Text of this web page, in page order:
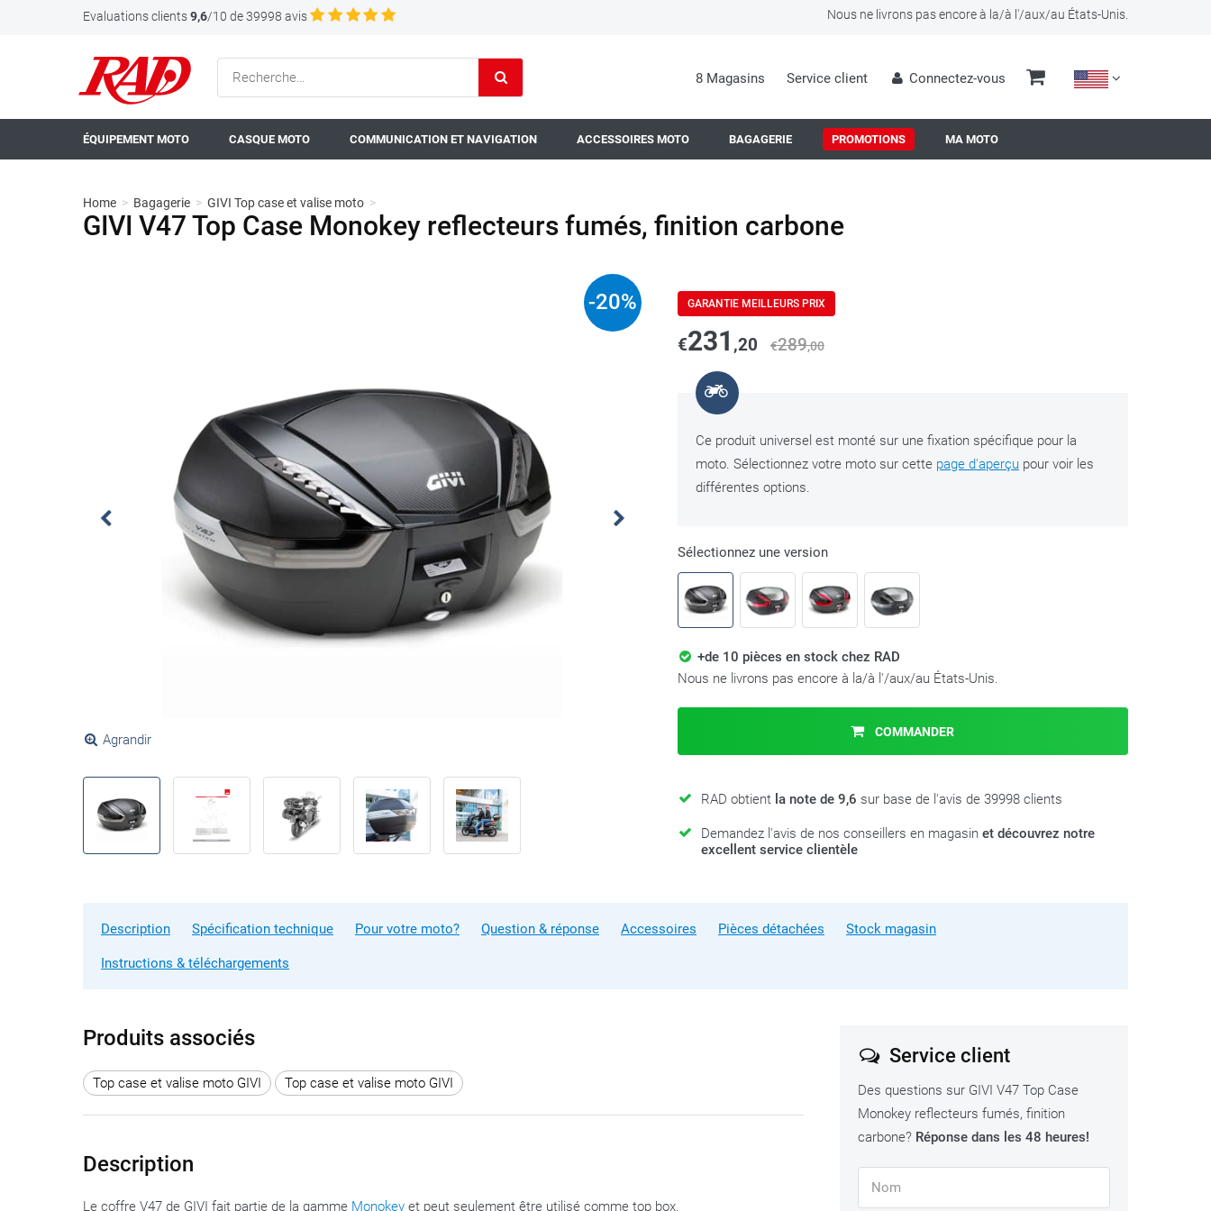
Evaluations clients9,6/10 de 39998 avis Nous ne livrons pas encore à la/à l'/aux/au États-Unis.
8 Magasins Service client Connectez-vous
ÉQUIPEMENT MOTO CASQUE MOTO COMMUNICATION ET NAVIGATION ACCESSOIRES MOTO BAGAGERIE PROMOTIONS MA MOTO
Home > Bagagerie > GIVI Top case et valise moto >
GIVI V47 Top Case Monokey reflecteurs fumés, finition carbone
Agrandir
-20% GARANTIE MEILLEURS PRIX
€231 ,20 €289,00
Ce produit universel est monté sur une fixation spécifique pour la
moto. Sélectionnez votre moto sur cette page d'aperçu pour voir les
différentes options.
Sélectionnez une version
+de 10 pièces en stock chez RAD
Nous ne livrons pas encore à la/à l'/aux/au États-Unis.
COMMANDER
RAD obtient la note de 9,6 sur base de l'avis de 39998 clients
Demandez l'avis de nos conseillers en magasin et découvrez notre
excellent service clientèle
Description Spécification technique Pour votre moto? Question & réponse Accessoires Pièces détachées Stock magasin
Instructions & téléchargements
Produits associés
Top case et valise moto GIVI Top case et valise moto GIVI
Description
Le coffre V47 de GIVI fait partie de la gamme Monokey et peut seulement être utilisé comme top box.
Service client
Des questions sur GIVI V47 Top Case
Monokey reflecteurs fumés, finition
carbone? Réponse dans les 48 heures!